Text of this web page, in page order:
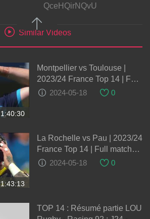
QceHQirNQvU
Similar Videos
1:40:30
Montpellier vs Toulouse |
2023/24 France Top 14 | Full
match Rugby
2024-05-18 0
1:43:13
La Rochelle vs Pau | 2023/24
France Top 14 | Full match
Rugby2024-05-18 0
TOP 14 : Résumé partie LOU